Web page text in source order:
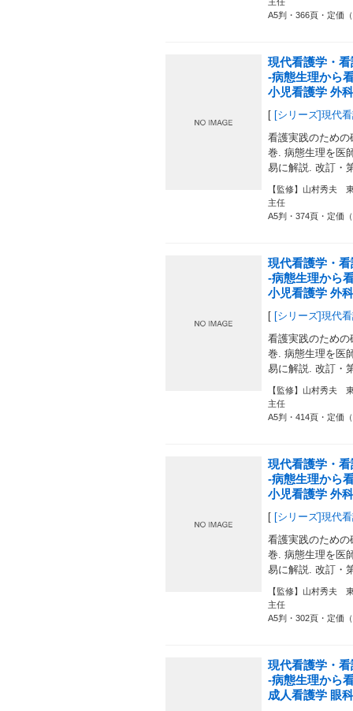
A5判・366頁・定価
現代看護学・
-病態生理から
小児看護学 外
[ [シリーズ]現代
看護実践のため
巻. 病態生理を医
易に解説. 改訂・
【監修】山村秀夫
主任
A5判・374頁・定価
現代看護学・
-病態生理から
小児看護学 外
[ [シリーズ]現代
看護実践のため
巻. 病態生理を医
易に解説. 改訂・
【監修】山村秀夫
主任
A5判・414頁・定価
現代看護学・
-病態生理から
小児看護学 外
[ [シリーズ]現代
看護実践のため
巻. 病態生理を医
易に解説. 改訂・
【監修】山村秀夫
主任
A5判・302頁・定価
現代看護学・
-病態生理から
成人看護学 眼